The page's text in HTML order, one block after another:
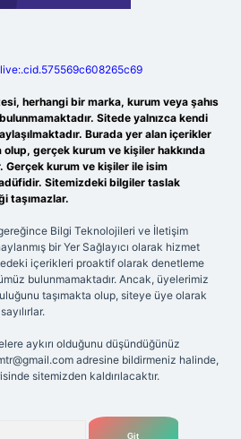
herhangi bir marka, kurum veya şahıs
Sitede yalnızca kendi
Burada yer alan içerikler
gerçek kurum ve kişiler hakkında
Gerçek kurum ve kişiler ile isim
Sitemizdeki bilgiler taslak
taşımazlar.
Bilgi Teknolojileri ve İletişim
bir Yer Sağlayıcı olarak hizmet
içerikleri proaktif olarak denetleme
bulunmamaktadır. Ancak, üyelerimiz
taşımakta olup, siteye üye olarak
aykırı olduğunu düşündüğünüz
adresine bildirmeniz halinde,
sitemizden kaldırılacaktır.